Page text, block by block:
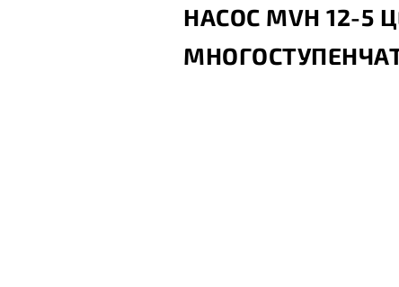
НАСОС MVH 12-